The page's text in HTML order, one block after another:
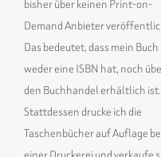
bisher über keinen Print-on-
Demand Anbieter
Das bedeutet, dass mein Buch
weder eine ISBN hat, noch
den Buchhandel erhältlich ist.
Stattdessen drucke ich die
Taschenbücher auf Auflage